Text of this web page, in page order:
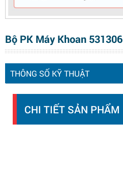
Bộ PK Máy Khoan 531306
THÔNG SỐ KỸ THUẬT
CHI TIẾT SẢN PHẨM